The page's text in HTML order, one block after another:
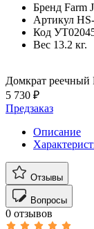
Бренд Farm
Артикул
Код
Вес 13.2 кг.
Домкрат реечный
5 730 ₽
Предзаказ
Описание
Отзывы
Вопросы
0 отзывов